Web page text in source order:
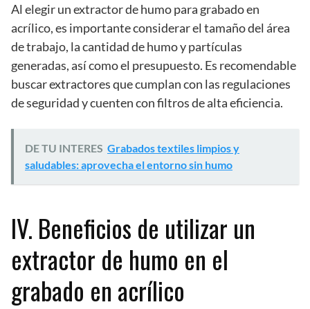
Al elegir un extractor de humo para grabado en
acrílico, es importante considerar el tamaño del área
de trabajo, la cantidad de humo y partículas
generadas, así como el presupuesto. Es recomendable
buscar extractores que cumplan con las regulaciones
de seguridad y cuenten con filtros de alta eficiencia.
DE TU INTERES Grabados textiles limpios y
saludables: aprovecha el entorno sin humo
IV. Beneficios de utilizar un
extractor de humo en el
grabado en acrílico